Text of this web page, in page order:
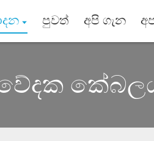
පුවත් අපි ගැන